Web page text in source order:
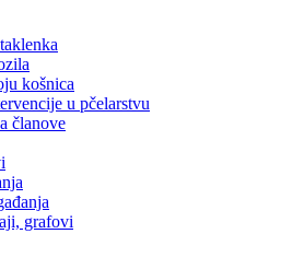
košnica
u pčelarstvu
članove
grafovi